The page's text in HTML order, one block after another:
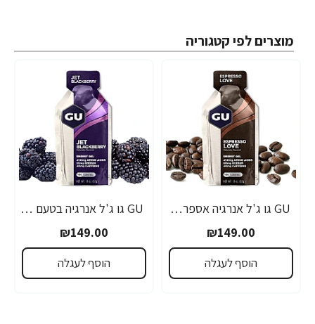
מוצרים לפי קטגוריה
GU גו ג'ל אנרגיה אספרסו 32 גרם - 24 יחידות
₪149.00
הוסף לעגלה
GU גו ג'ל אנרגיה בטעם פטל שחור 32 גרם - 24 יחידות
₪149.00
הוסף לעגלה